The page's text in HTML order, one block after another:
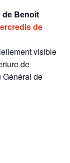
de Benoît
de
visible
de
Général de